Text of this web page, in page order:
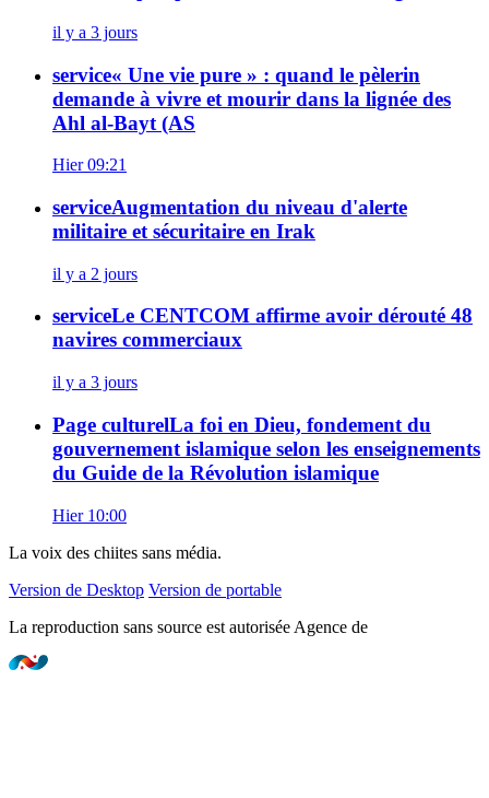
il y a 3 jours
service« Une vie pure » : quand le pèlerin
demande à vivre et mourir dans la lignée des
Ahl al‑Bayt (AS
Hier 09:21
serviceAugmentation du niveau d'alerte
militaire et sécuritaire en Irak
il y a 2 jours
serviceLe CENTCOM affirme avoir dérouté 48
navires commerciaux
il y a 3 jours
Page culturelLa foi en Dieu, fondement du
gouvernement islamique selon les enseignements
du Guide de la Révolution islamique
Hier 10:00
La voix des chiites sans média.
Version de Desktop Version de portable
La reproduction sans source est autorisée Agence de